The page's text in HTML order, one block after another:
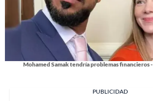
Mohamed Samak tendría problemas financieros -
PUBLICIDAD